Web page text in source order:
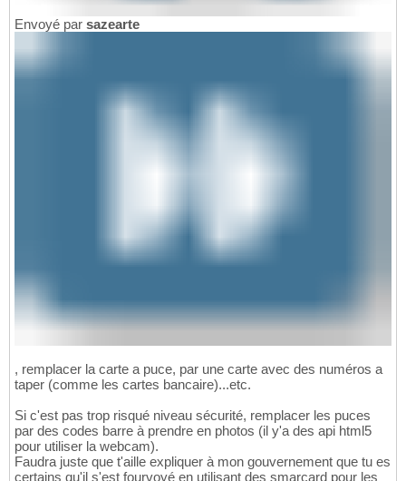
Envoyé par sazearte
, remplacer la carte a puce, par une carte avec des numéros a
taper (comme les cartes bancaire)...etc.
Si c'est pas trop risqué niveau sécurité, remplacer les puces
par des codes barre à prendre en photos (il y'a des api html5
pour utiliser la webcam).
Faudra juste que t'aille expliquer à mon gouvernement que tu es
certains qu'il s'est fourvoyé en utilisant des smarcard pour les